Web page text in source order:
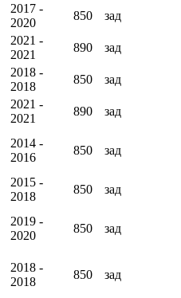
2017 -
2020
850 зад
2021 -
2021
890 зад
2018 -
2018
850 зад
2021 -
2021
890 зад
2014 -
2016
850 зад
2015 -
2018
850 зад
2019 -
2020
850 зад
2018 -
2018
850 зад